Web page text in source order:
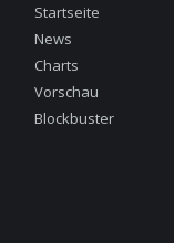
Startseite
News
Charts
Vorschau
Blockbuster